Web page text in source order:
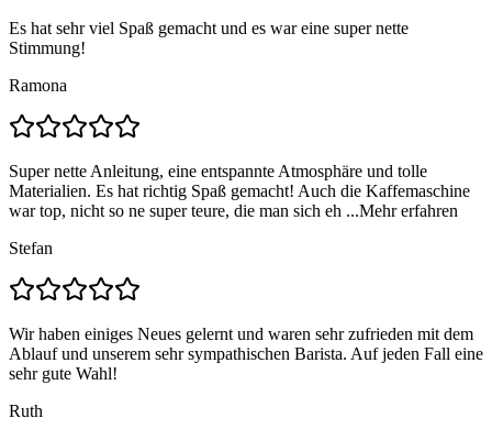
Es hat sehr viel Spaß gemacht und es war eine super nette
Stimmung!
Ramona
Super nette Anleitung, eine entspannte Atmosphäre und tolle
Materialien. Es hat richtig Spaß gemacht! Auch die Kaffemaschine
war top, nicht so ne super teure, die man sich eh ...Mehr erfahren
Stefan
Wir haben einiges Neues gelernt und waren sehr zufrieden mit dem
Ablauf und unserem sehr sympathischen Barista. Auf jeden Fall eine
sehr gute Wahl!
Ruth